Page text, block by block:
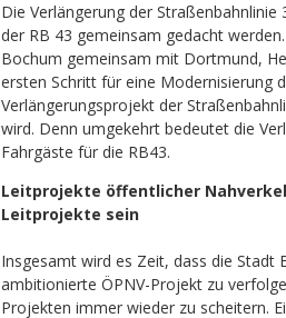
Die Verlängerung der
der RB 43 gemeinsam gedacht
Bochum gemeinsam mit Dortmund,
ersten Schritt für eine Modernisierung
Verlängerungsprojekt der
wird. Denn umgekehrt bedeutet die
Fahrgäste für die RB43.
Leitprojekte öffentlicher
Leitprojekte sein
Insgesamt wird es Zeit, dass die Stadt
ambitionierte ÖPNV-Projekt zu
Projekten immer wieder zu scheitern.